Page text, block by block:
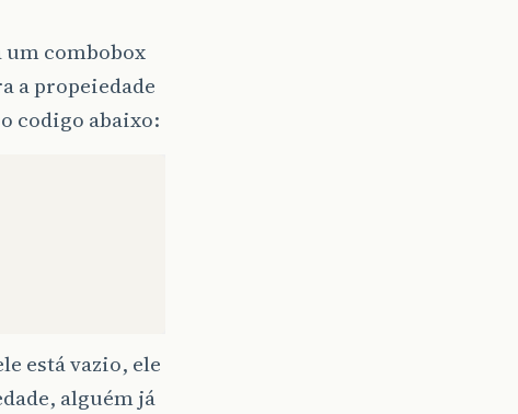
um combobox
a propeiedade
codigo abaixo:
está vazio, ele
alguém já